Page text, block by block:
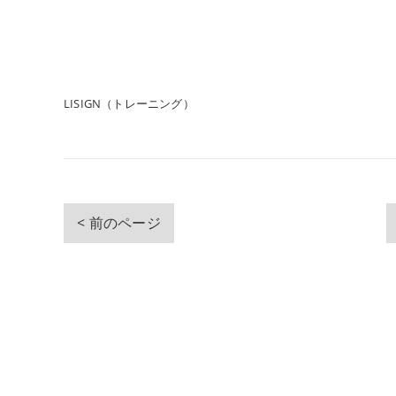
LISIGN（トレーニング）
< 前のページ